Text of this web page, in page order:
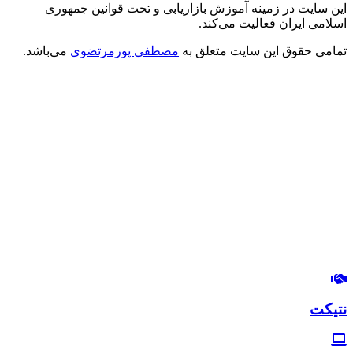
این سایت در زمینه آموزش بازاریابی و تحت قوانین جمهوری
اسلامی ایران فعالیت می‌کند.
تمامی حقوق این سایت متعلق به مصطفی پورمرتضوی می‌باشد.
نتیکت